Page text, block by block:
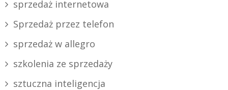
sprzedaż internetowa
Sprzedaż przez telefon
sprzedaż w allegro
szkolenia ze sprzedaży
sztuczna inteligencja